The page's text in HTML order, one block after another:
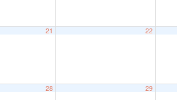
21 22
28 29